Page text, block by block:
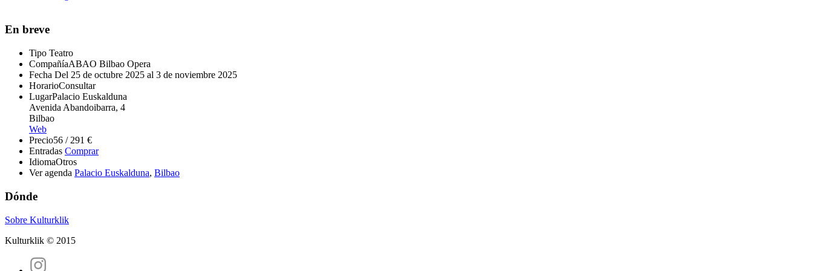
En breve
Tipo Teatro
CompañíaABAO Bilbao Opera
Fecha Del 25 de octubre 2025 al 3 de noviembre 2025
HorarioConsultar
LugarPalacio Euskalduna
Avenida Abandoibarra, 4
Bilbao
Web
Precio56 / 291 €
Entradas Comprar
IdiomaOtros
Ver agenda Palacio Euskalduna, Bilbao
Dónde
Sobre Kulturklik
Kulturklik © 2015